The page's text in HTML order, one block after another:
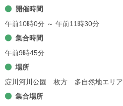
開催時間
午前10時0分 ～ 午前11時30分
集合時間
午前9時45分
場所
淀川河川公園 枚方 多自然地エリア
集合場所